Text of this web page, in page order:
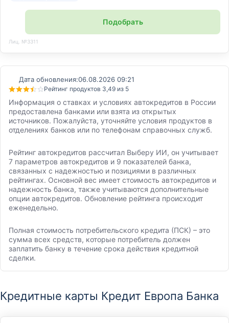
Подобрать
Лиц. №3311
Дата обновления:06.08.2026 09:21
Рейтинг продуктов 3,49 из 5
Информация о ставках и условиях автокредитов в России
предоставлена банками или взята из открытых
источников. Пожалуйста, уточняйте условия продуктов в
отделениях банков или по телефонам справочных служб.
Рейтинг автокредитов рассчитал Выберу ИИ, он учитывает
7 параметров автокредитов и 9 показателей банка,
связанных с надежностью и позициями в различных
рейтингах. Основной вес имеет стоимость автокредитов и
надежность банка, также учитываются дополнительные
опции автокредитов. Обновление рейтинга происходит
еженедельно.
Полная стоимость потребительского кредита (ПСК) – это
сумма всех средств, которые потребитель должен
заплатить банку в течение срока действия кредитной
сделки.
Кредитные карты Кредит Европа Банка